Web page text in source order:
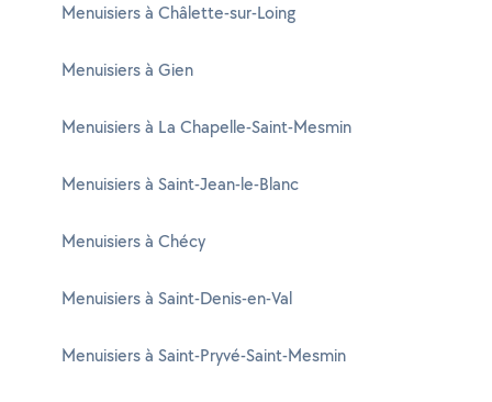
Menuisiers à Châlette-sur-Loing
Menuisiers à Gien
Menuisiers à La Chapelle-Saint-Mesmin
Menuisiers à Saint-Jean-le-Blanc
Menuisiers à Chécy
Menuisiers à Saint-Denis-en-Val
Menuisiers à Saint-Pryvé-Saint-Mesmin